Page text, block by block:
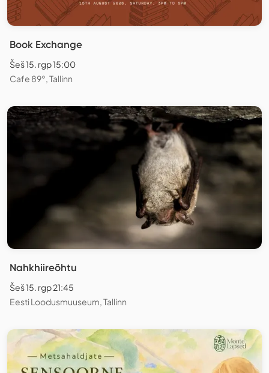
Book Exchange
Šeš 15. rgp 15:00
Cafe 89°, Tallinn
Nahkhiireõhtu
Šeš 15. rgp 21:45
Eesti Loodusmuuseum, Tallinn